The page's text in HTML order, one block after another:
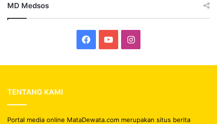
MD Medsos
Facebook
YouTubeInstagram
TENTANG KAMI
Portal media online MataDewata.com merupakan situs berita